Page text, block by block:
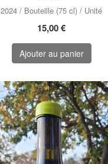
2024 / Bouteille (75 cl) / Unité
15,00 €
Ajouter au panier